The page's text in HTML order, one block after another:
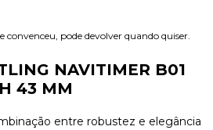
convenceu, pode devolver quando quiser.
NAVITIMER B01
43 MM
entre robustez e elegância